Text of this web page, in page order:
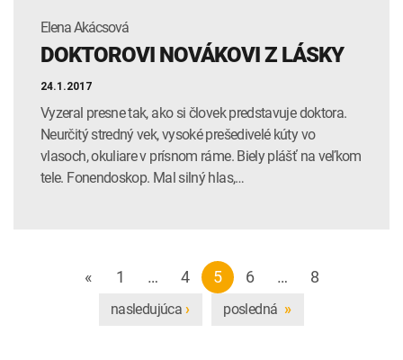
Elena Akácsová
DOKTOROVI NOVÁKOVI Z LÁSKY
24.1.2017
Vyzeral presne tak, ako si človek predstavuje doktora.
Neurčitý stredný vek, vysoké prešedivelé kúty vo
vlasoch, okuliare v prísnom ráme. Biely plášť na veľkom
tele. Fonendoskop. Mal silný hlas,…
« 1 … 4 5 6 … 8
nasledujúca › posledná »